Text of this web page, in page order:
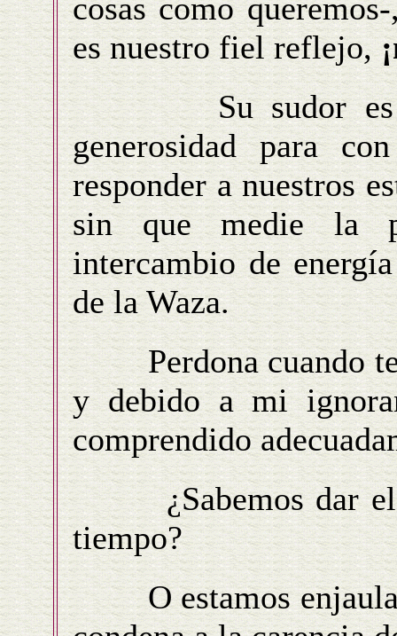
cosas como
es nuestro fiel reflejo,
Su sudor es la
generosidad para
responder a nuestros
sin que medie la
intercambio de
de la Waza.
Perdona cuando te
y debido a mi
comprendido
¿Sabemos dar el
tiempo?
O estamos